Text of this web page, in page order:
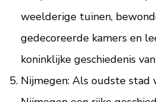
weelderige tuinen,
gedecoreerde kamers en
koninklijke geschiedenis
Nijmegen: Als oudste